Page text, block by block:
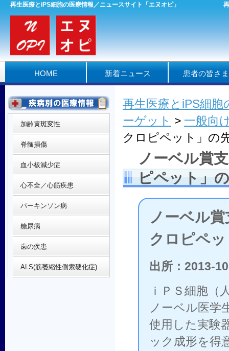
再生医療とiPS細胞の医療情報／ニュースサイト「エヌオピ」
HOME 新着ニュース 患者の皆さ
再生医療とiPS細
ーゲット > 一般向
クロピペット」の
ノーベル賞
ピペット」
ノーベル
クロピペ
出所：2013-
ｉＰＳ細胞（
ノーベル医学
使用した実験
ック成形を得
加齢黄斑変性
脊髄損傷
血小板減少症
心不全／心筋疾患
パーキンソン病
糖尿病
歯の疾患
ALS(筋萎縮性側索硬化症)